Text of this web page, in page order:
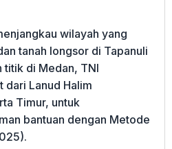
wilayah yang
tanah longsor di Tapanuli
titik di Medan, TNI
dari Lanud Halim
Timur, untuk
bantuan dengan Metode